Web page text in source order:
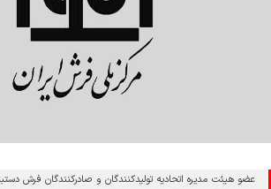
عضو هیئت مدیره اتحادیه تولیدکنندگان و صادرکنندگان فرش